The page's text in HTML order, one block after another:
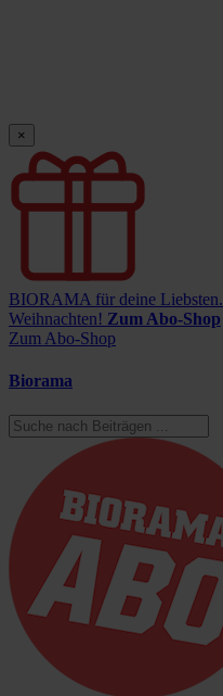
×
BIORAMA für deine Liebsten.
Weihnachten! Zum Abo-Shop
Zum Abo-Shop
Biorama